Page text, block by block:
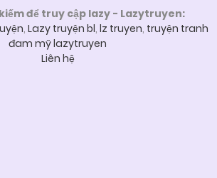
để truy cập lazy - Lazytruyen:
, Lazy truyện bl, lz truyen, truyện tranh
đam mỹ lazytruyen
Liên hệ